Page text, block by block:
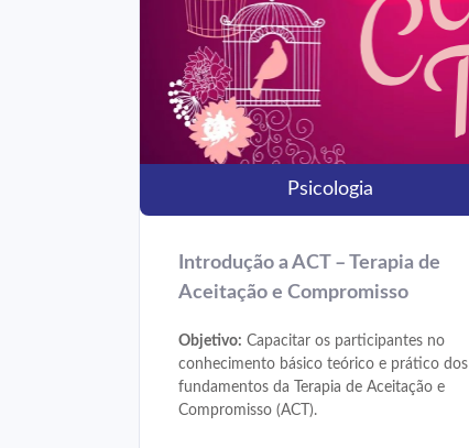
Psicologia
Introdução a ACT – Terapia de
Aceitação e Compromisso
Objetivo: Capacitar os participantes no
conhecimento básico teórico e prático dos
fundamentos da Terapia de Aceitação e
Compromisso (ACT).